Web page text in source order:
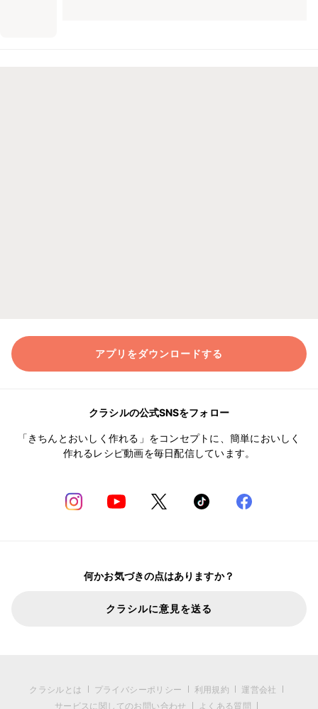
アプリをダウンロードする
クラシルの公式SNSをフォロー
「きちんとおいしく作れる」をコンセプトに、簡単においしく
作れるレシピ動画を毎日配信しています。
何かお気づきの点はありますか？
クラシルに意見を送る
クラシルとは プライバシーポリシー 利用規約
運営会社
サービスに関してのお問い合わせ
よくある質問